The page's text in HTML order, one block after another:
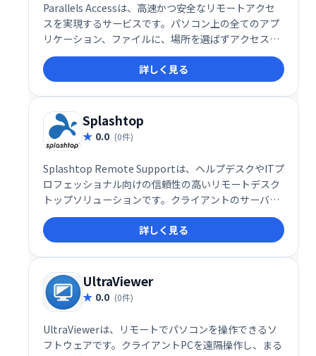
Parallels Accessは、高速かつ安全なリモートアクセ
スを実現するサービスです。パソコン上の全てのアプ
リケーション、ファイルに、場所を選ばずアクセスで
きます。特にモバイルアプリは、優れた操作性と安定
した接続を提供し、快適なリモートワーク環境をサポ
ートします。 どこからでもシームレスにパソコンを操
作したい方におすすめです。
詳しく見る
Splashtop
0.0 (0件)
Splashtop Remote Supportは、ヘルプデスクやITプ
ロフェッショナル向けの信頼性の高いリモートデスク
トップソリューションです。クライアントのサーバー
やコンピュータをリモートでサポートし、有人・無人
両方のサポートに対応できます。迅速かつ効率的なリ
モートサポートを実現し、業務の生産性向上に貢献し
ます。
詳しく見る
UltraViewer
0.0 (0件)
UltraViewerは、リモートでパソコンを操作できるソ
フトウェアです。クライアントPCを遠隔操作し、まる